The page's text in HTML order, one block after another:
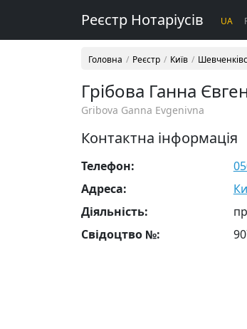
Реєстр Нотаріусів UA
Головна Реєстр Київ
Грібова Ганна
Gribova Ganna Evgenivna
Контактна інформація
Телефон:
Адреса:
Діяльність:
Свідоцтво №: